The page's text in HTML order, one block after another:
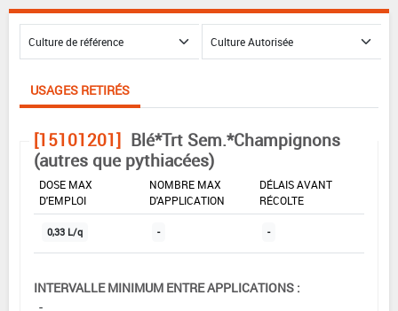
USAGES RETIRÉS
[15101201] Blé*Trt Sem.*Champignons
(autres que pythiacées)
DOSE MAX
D'EMPLOI
NOMBRE MAX
D'APPLICATION
DÉLAIS AVANT
RÉCOLTE
0,33 L/q - -
INTERVALLE MINIMUM ENTRE APPLICATIONS :
-